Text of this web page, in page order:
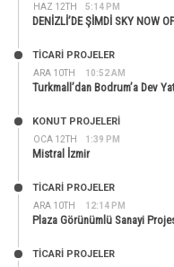
HAZ 12TH 5:14 PM
DENİZLİ’DE ŞİMDİ SKY NOW
ARA 10TH 10:52 AM
TİCARİ PROJELER
Turkmall’dan Bodrum’a Dev
OCA 12TH 1:39 PM
KONUT PROJELERI
Mistral İzmir
ARA 10TH 12:14 PM
TİCARİ PROJELER
Plaza Görünümlü Sanayi
TİCARİ PROJELER